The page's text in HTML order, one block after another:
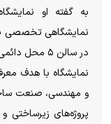
به گفته او
در سالن ۵
نمایشگاه با هدف
و مهندسی، صنعت
پروژه‌های زیرساختی و